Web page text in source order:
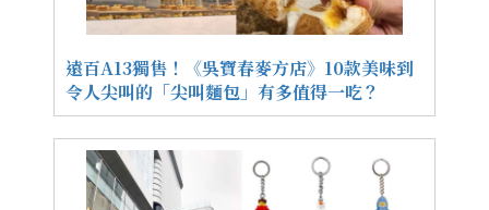
遠百A13獨售！《吳寶春麥方店》10款美味到
令人尖叫的「尖叫麵包」有多值得一吃？